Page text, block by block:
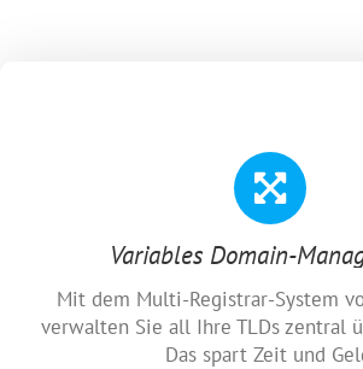
Variables Domain-
Mit dem Multi-Registrar-System
verwalten Sie all Ihre TLDs zentral
Das spart Zeit und